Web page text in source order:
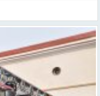
stūres reibumā aizturētas